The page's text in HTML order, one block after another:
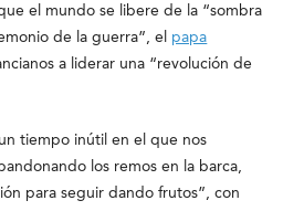
el mundo se libere de la “sombra
de la guerra”, el papa
a liderar una “revolución de
tiempo inútil en el que nos
los remos en la barca,
para seguir dando frutos”, con